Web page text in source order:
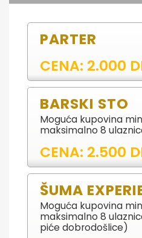
PARTER
CENA: 2.000
BARSKI STO
Moguća kupovina
maksimalno 8
CENA: 2.500
ŠUMA
Moguća kupovina
maksimalno 8
piće dobrodošlice)